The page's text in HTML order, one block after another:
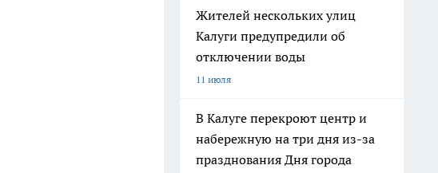
Жителей нескольких улиц
Калуги предупредили об
отключении воды
11 июля
В Калуге перекроют центр и
набережную на три дня из-за
празднования Дня города